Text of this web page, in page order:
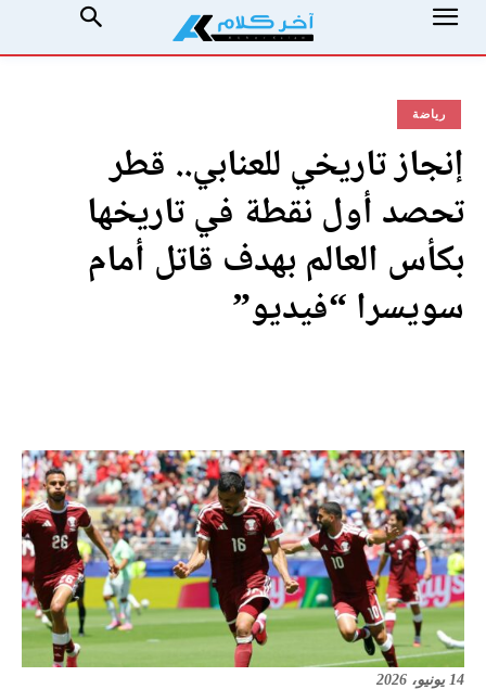
رياضة
إنجاز تاريخي للعنابي.. قطر
تحصد أول نقطة في تاريخها
بكأس العالم بهدف قاتل أمام
سويسرا “فيديو”
14 يونيو، 2026